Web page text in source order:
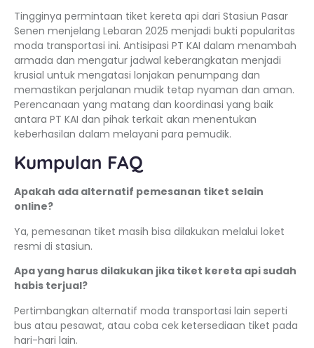
Tingginya permintaan tiket kereta api dari Stasiun Pasar
Senen menjelang Lebaran 2025 menjadi bukti popularitas
moda transportasi ini. Antisipasi PT KAI dalam menambah
armada dan mengatur jadwal keberangkatan menjadi
krusial untuk mengatasi lonjakan penumpang dan
memastikan perjalanan mudik tetap nyaman dan aman.
Perencanaan yang matang dan koordinasi yang baik
antara PT KAI dan pihak terkait akan menentukan
keberhasilan dalam melayani para pemudik.
Kumpulan FAQ
Apakah ada alternatif pemesanan tiket selain
online?
Ya, pemesanan tiket masih bisa dilakukan melalui loket
resmi di stasiun.
Apa yang harus dilakukan jika tiket kereta api sudah
habis terjual?
Pertimbangkan alternatif moda transportasi lain seperti
bus atau pesawat, atau coba cek ketersediaan tiket pada
hari-hari lain.